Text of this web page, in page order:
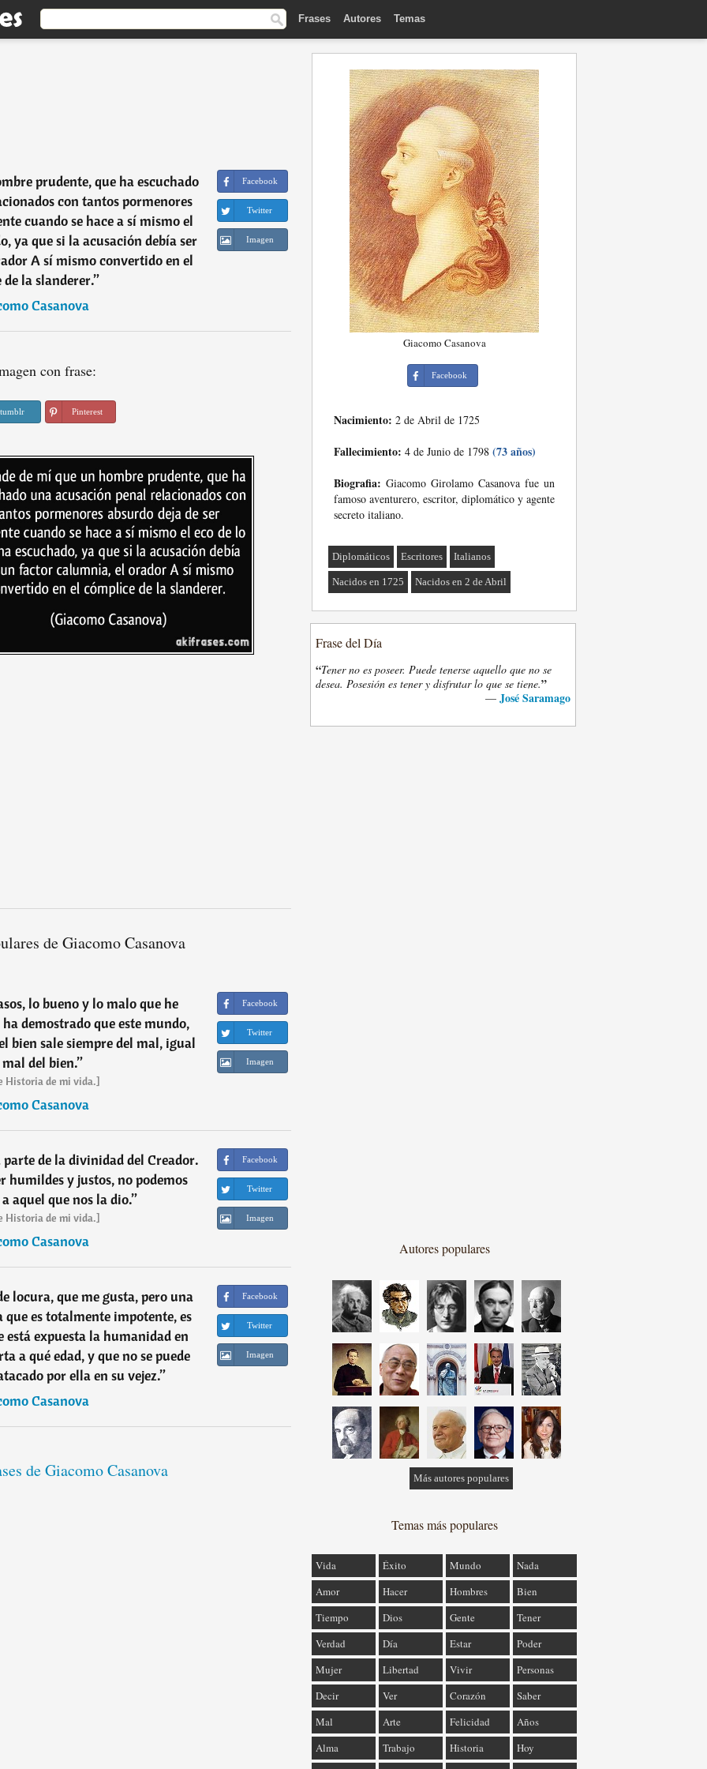
Frases Autores Temas
prudente, que ha escuchado
con tantos pormenores
cuando se hace a sí mismo el
ya que si la acusación debía ser
A sí mismo convertido en el
la slanderer.”
Casanova
Facebook
Twitter
Imagen
con frase:
tumblr Pinterest
de Giacomo Casanova
lo bueno y lo malo que he
demostrado que este mundo,
bien sale siempre del mal, igual
del bien.”
Historia de mi vida.]
Casanova
Facebook
Twitter
Imagen
de la divinidad del Creador.
humildes y justos, no podemos
aquel que nos la dio.”
Historia de mi vida.]
Casanova
Facebook
Twitter
Imagen
locura, que me gusta, pero una
es totalmente impotente, es
está expuesta la humanidad en
a qué edad, y que no se puede
por ella en su vejez.”
Casanova
Facebook
Twitter
Imagen
de Giacomo Casanova
Giacomo Casanova
Facebook
Nacimiento: 2 de Abril de 1725
Fallecimiento: 4 de Junio de 1798 (73 años)
Biografia: Giacomo Girolamo Casanova fue un
famoso aventurero, escritor, diplomático y agente
secreto italiano.
Diplomáticos Escritores Italianos
Nacidos en 1725 Nacidos en 2 de Abril
Frase del Día
“Tener no es poseer. Puede tenerse aquello que no se
desea. Posesión es tener y disfrutar lo que se tiene.”
— José Saramago
Autores populares
Más autores populares
Temas más populares
Vida Éxito Mundo
Nada
Amor
Hacer Hombres
Bien
Tiempo
Dios Gente
Tener
Verdad
Día Estar
Poder
Mujer
Libertad Vivir
Personas
Decir
Ver Corazón
Saber
Mal
Arte Felicidad
Años
Alma
Trabajo Historia
Hoy